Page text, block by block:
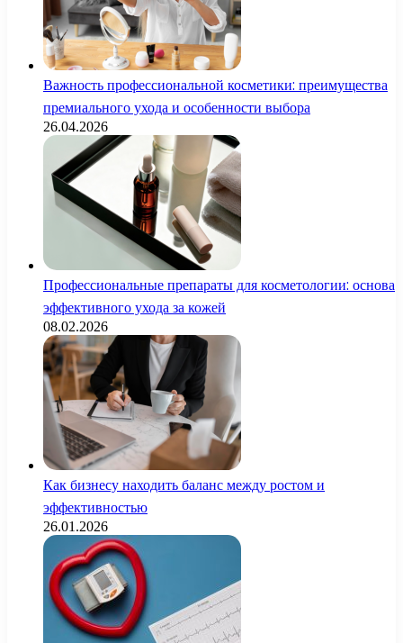
Важность профессиональной косметики: преимущества
премиального ухода и особенности выбора
26.04.2026
Профессиональные препараты для косметологии: основа
эффективного ухода за кожей
08.02.2026
Как бизнесу находить баланс между ростом и
эффективностью
26.01.2026